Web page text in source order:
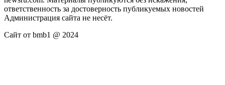
ответственность за достоверность публикуемых новостей
Администрация сайта не несёт.
Сайт от bmb1 @ 2024